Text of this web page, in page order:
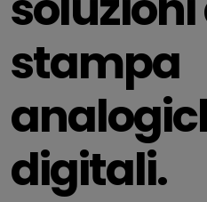
stampa
digitali.